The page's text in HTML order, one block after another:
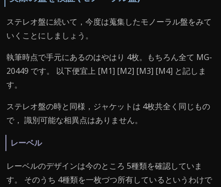
ステレオ盤に続いて，今度は蒐集したモノーラル盤をみて
いくことにしましょう。
執筆時点で手元にあるのはやはり 4枚。もちろん全て MG-
20449 です。 以下便宜上 [M1] [M2] [M3] [M4] と記しま
す。
ステレオ盤の時と同様，ジャケットは 4枚共全く同じもの
で， 識別可能な相異点はありません。
レーベル
レーベルのデザインは今のところ 5種類を確認していま
す。 そのうち 4種類を一枚づつ所有しているというわけで